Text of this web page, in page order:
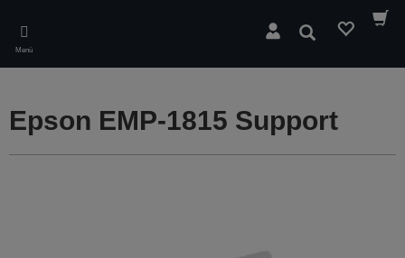
main
content
Menü
Suchen
Epson EMP-1815 Support